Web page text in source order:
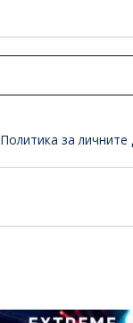
Политика за личните